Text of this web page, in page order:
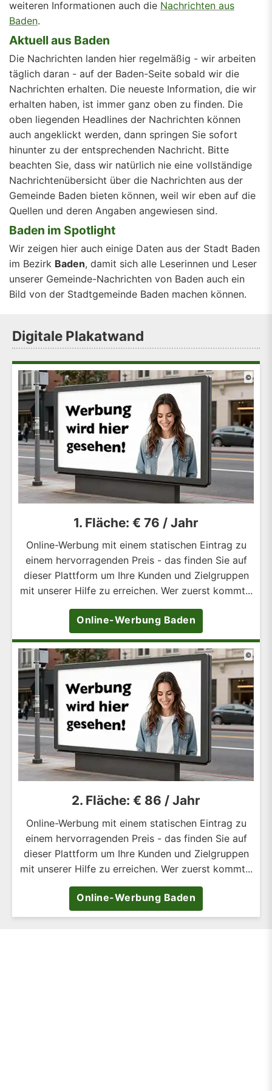
weiteren Informationen auch die Nachrichten aus
Baden.
Aktuell aus Baden
Die Nachrichten landen hier regelmäßig - wir arbeiten
täglich daran - auf der Baden-Seite sobald wir die
Nachrichten erhalten. Die neueste Information, die wir
erhalten haben, ist immer ganz oben zu finden. Die
oben liegenden Headlines der Nachrichten können
auch angeklickt werden, dann springen Sie sofort
hinunter zu der entsprechenden Nachricht. Bitte
beachten Sie, dass wir natürlich nie eine vollständige
Nachrichtenübersicht über die Nachrichten aus der
Gemeinde Baden bieten können, weil wir eben auf die
Quellen und deren Angaben angewiesen sind.
Baden im Spotlight
Wir zeigen hier auch einige Daten aus der Stadt Baden
im Bezirk Baden, damit sich alle Leserinnen und Leser
unserer Gemeinde-Nachrichten von Baden auch ein
Bild von der Stadtgemeinde Baden machen können.
Digitale Plakatwand
©
1. Fläche: € 76 / Jahr
Online-Werbung mit einem statischen Eintrag zu
einem hervorragenden Preis - das finden Sie auf
dieser Plattform um Ihre Kunden und Zielgruppen
mit unserer Hilfe zu erreichen. Wer zuerst kommt...
Online-Werbung Baden
©
2. Fläche: € 86 / Jahr
Online-Werbung mit einem statischen Eintrag zu
einem hervorragenden Preis - das finden Sie auf
dieser Plattform um Ihre Kunden und Zielgruppen
mit unserer Hilfe zu erreichen. Wer zuerst kommt...
Online-Werbung Baden